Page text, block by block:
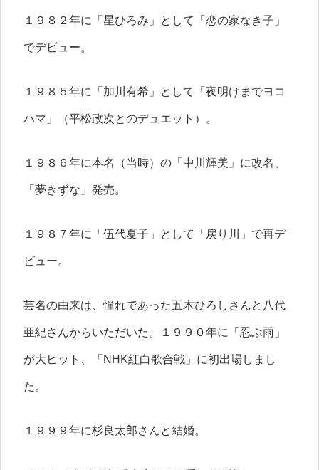
１９８２年に「星ひろみ」として「恋の家なき子」
でデビュー。
１９８５年に「加川有希」として「夜明けまでヨコ
ハマ」（平松政次とのデュエット）。
１９８６年に本名（当時）の「中川輝美」に改名、
「夢きずな」発売。
１９８７年に「伍代夏子」として「戻り川」で再デ
ビュー。
芸名の由来は、憧れであった五木ひろしさんと八代
亜紀さんからいただいた。１９９０年に「忍ぶ雨」
が大ヒット、「NHK紅白歌合戦」に初出場しまし
た。
１９９９年に杉良太郎さんと結婚。